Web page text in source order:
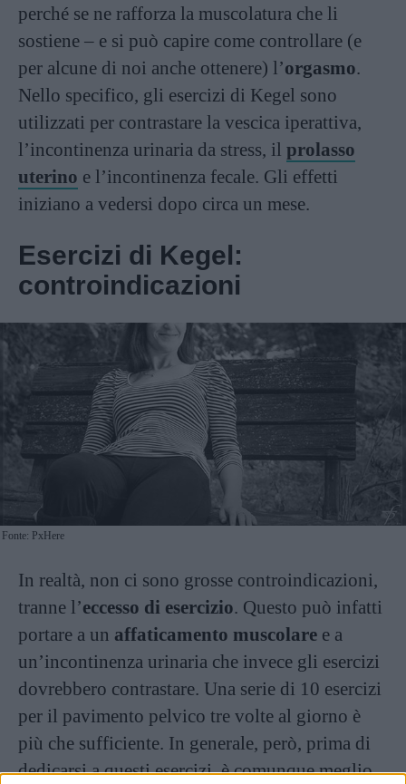
perché se ne rafforza la muscolatura che li
sostiene – e si può capire come controllare (e
per alcune di noi anche ottenere) l’orgasmo.
Nello specifico, gli esercizi di Kegel sono
utilizzati per contrastare la vescica iperattiva,
l’incontinenza urinaria da stress, il prolasso
uterino e l’incontinenza fecale. Gli effetti
iniziano a vedersi dopo circa un mese.
Esercizi di Kegel:
controindicazioni
Fonte: PxHere
In realtà, non ci sono grosse controindicazioni,
tranne l’eccesso di esercizio. Questo può infatti
portare a un affaticamento muscolare e a
un’incontinenza urinaria che invece gli esercizi
dovrebbero contrastare. Una serie di 10 esercizi
per il pavimento pelvico tre volte al giorno è
più che sufficiente. In generale, però, prima di
dedicarsi a questi esercizi, è comunque meglio